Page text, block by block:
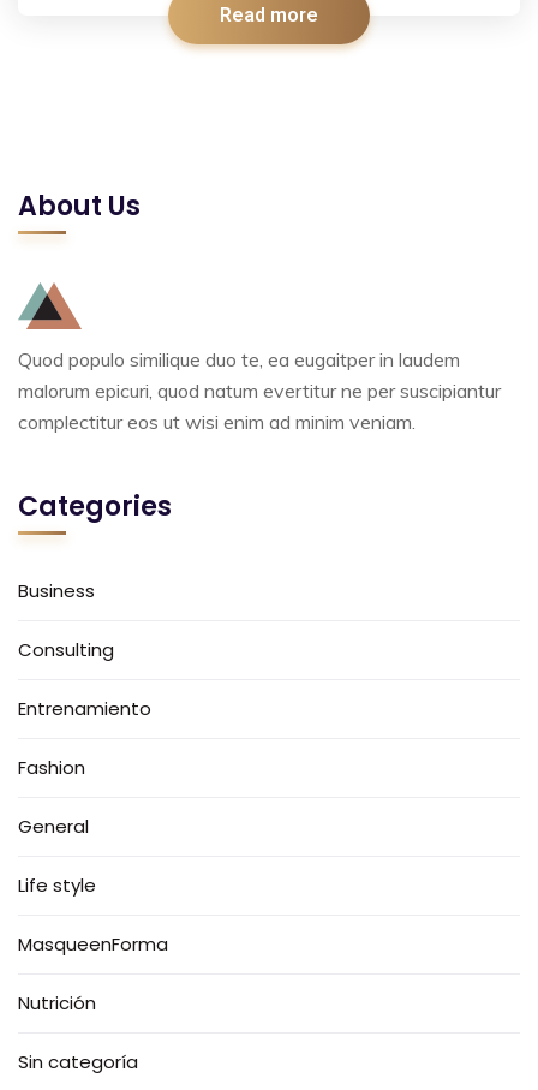
Read more
About Us
Quod populo similique duo te, ea eugaitper in laudem
malorum epicuri, quod natum evertitur ne per suscipiantur
complectitur eos ut wisi enim ad minim veniam.
Categories
Business
Consulting
Entrenamiento
Fashion
General
Life style
MasqueenForma
Nutrición
Sin categoría